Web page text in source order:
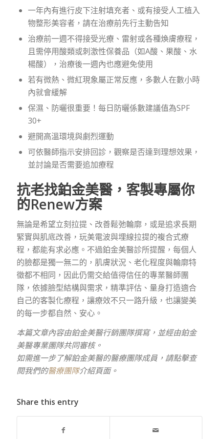
一年內有進行皮下注射填充者、或有接受人工植入
物整形美容者，請在治療前先行主動告知
治療前一週不得接受光療、雷射或各種煥膚療程，
且需停用酸類或刺激性保養品（如A酸、果酸、水
楊酸），治療後一週內也應避免使用
若有微熱、微紅現象屬正常反應，多數人在數小時
內就會緩解
保濕、防曬很重要！每日防曬係數建議值為SPF
30+
避開高溫環境與劇烈運動
可依醫師指示安排回診，觀察是否達到理想效果，
並討論是否需要追加療程
抗老找鉑金美醫，客製專屬你
的Renew方案
無論是希望立刻拉提、改善鬆弛輪廓，或是追求長期
緊實與肌底改善，玩美電波與埋線拉提的複合式療
程，都能有求必應。不過鉑金美醫診所提醒，每個人
的臉都是獨一無二的，肌膚狀況、老化程度與輪廓特
徵都不相同，因此仍需交給值得信任的專業醫師團
隊，依據臉型結構與需求，精準評估、量身打造適合
自己的客製化療程，讓療效不只一路升級，也讓變美
的每一步都自然、安心。
本篇文章內容由鉑金美醫行銷團隊撰寫，並經由鉑金
美醫專業團隊共同審核。
如需進一步了解鉑金美醫的醫療團隊成員，請點擊查
閱我們的醫療團隊介紹頁面。
Share this entry